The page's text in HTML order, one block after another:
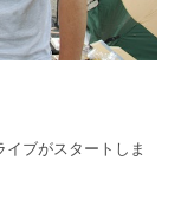
ブがスタートしま